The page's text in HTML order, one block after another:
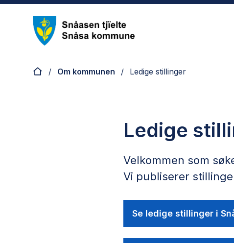
Du er her:Om kommunen Ledige stillinger
Ledige
Velkommen som
Vi publiserer
Se ledige stillinger i